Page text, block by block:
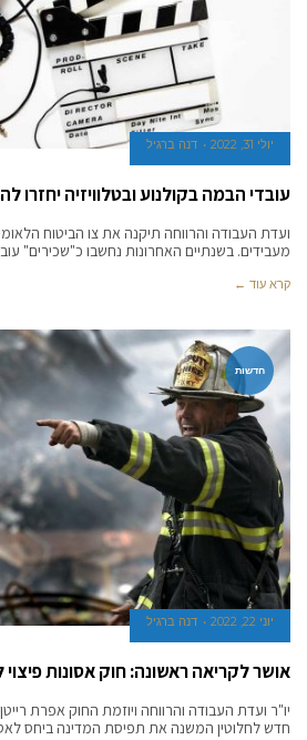
יולי 31, 2022 דנה ברגיל
עובדי הבמה בקולנוע ובטלוויזיה יחזרו
ועדת העבודה והרווחה תיקנה את צו הביטוח
מעבידים. בשנתיים האחרונות נחשבו כ"שכירים"
קרא עוד ←
חדשות
יוני 22, 2022 דנה ברגיל
אושר לקריאה ראשונה: חוק אסונות פיצוי
יו"ר ועדת העבודה והרווחה ויוזמת החוק אפרת
חדש לחלוטין המשנה את תפיסת המדינה ביחס